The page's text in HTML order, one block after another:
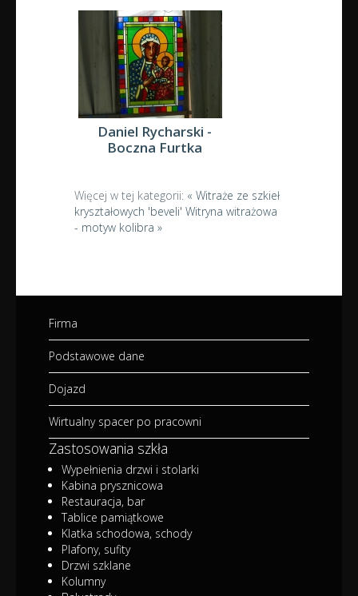
Daniel Rycharski -
Boczna Furtka
Więcej w tej kategorii: « Witraże ze szkieł
kryształowych 'beveli'Witryna witrażowa
- motyw kolibra »
Firma
Podstawowe dane
Dojazd
Wirtualny spacer po pracowni
Zastosowania szkła
Wypełnienia drzwi i stolarki
Kabina prysznicowa
Restauracja, bar
Tablice pamiątkowe
Klatka schodowa, schody
Plafony, sufity
Drzwi szklane
Kolumny